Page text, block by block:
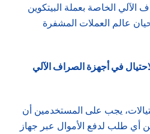
الآلي الخاصة بعملة البيتكوين
عالم العملات المشفرة
في أجهزة الصراف الآلي
يجب على المستخدمين أن
أي طلب لدفع الأموال عبر جهاز